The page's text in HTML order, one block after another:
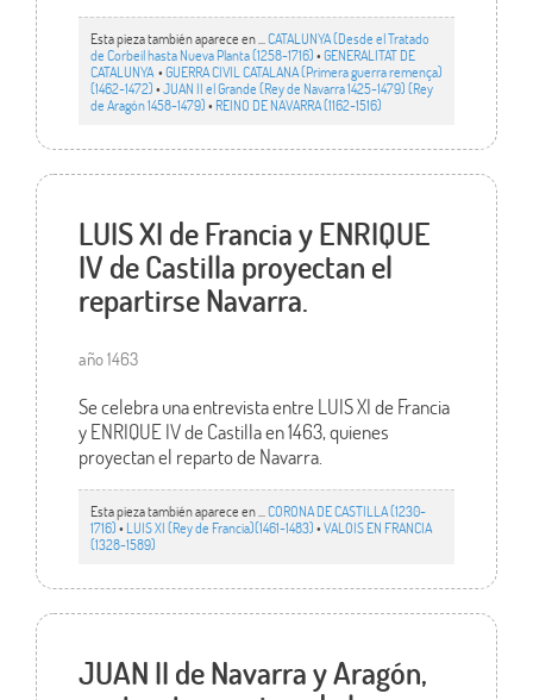
Esta pieza también aparece en ... CATALUNYA (Desde el Tratado
de Corbeil hasta Nueva Planta (1258-1716)•GENERALITAT DE
CATALUNYA •GUERRA CIVIL CATALANA (Primera guerra remença)
(1462-1472)•JUAN II el Grande (Rey de Navarra 1425-1479) (Rey
de Aragón 1458-1479)• REINO DE NAVARRA (1162-1516)
LUIS XI de Francia y ENRIQUE
IV de Castilla proyectan el
repartirse Navarra.
año 1463
Se celebra una entrevista entre LUIS XI de Francia
y ENRIQUE IV de Castilla en 1463, quienes
proyectan el reparto de Navarra.
Esta pieza también aparece en ... CORONA DE CASTILLA (1230-
1716)• LUIS XI (Rey de Francia)(1461-1483)•VALOIS EN FRANCIA
(1328-1589)
JUAN II de Navarra y Aragón,